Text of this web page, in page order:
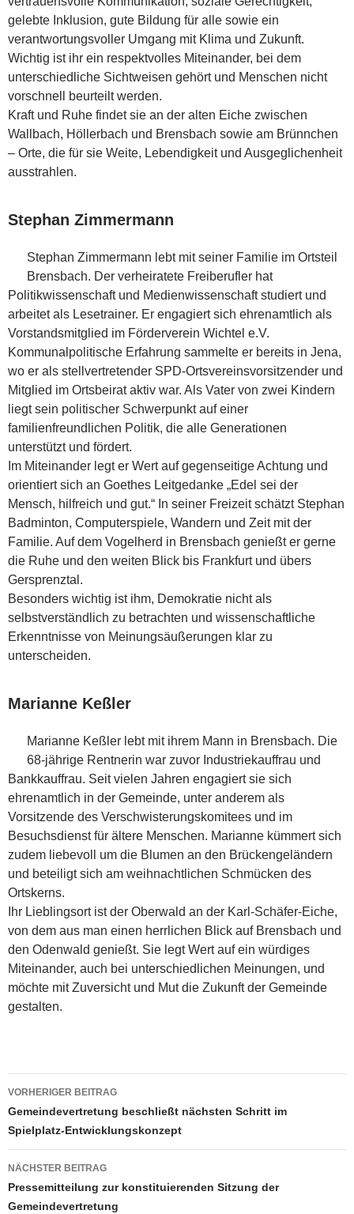
gelebte Inklusion, gute Bildung für alle sowie ein
verantwortungsvoller Umgang mit Klima und Zukunft.
Wichtig ist ihr ein respektvolles Miteinander, bei dem
unterschiedliche Sichtweisen gehört und Menschen nicht
vorschnell beurteilt werden.
Kraft und Ruhe findet sie an der alten Eiche zwischen
Wallbach, Höllerbach und Brensbach sowie am Brünnchen
– Orte, die für sie Weite, Lebendigkeit und Ausgeglichenheit
ausstrahlen.
Stephan Zimmermann
Stephan Zimmermann lebt mit seiner Familie im Ortsteil
Brensbach. Der verheiratete Freiberufler hat
Politikwissenschaft und Medienwissenschaft studiert und
arbeitet als Lesetrainer. Er engagiert sich ehrenamtlich als
Vorstandsmitglied im Förderverein Wichtel e.V.
Kommunalpolitische Erfahrung sammelte er bereits in Jena,
wo er als stellvertretender SPD-Ortsvereinsvorsitzender und
Mitglied im Ortsbeirat aktiv war. Als Vater von zwei Kindern
liegt sein politischer Schwerpunkt auf einer
familienfreundlichen Politik, die alle Generationen
unterstützt und fördert.
Im Miteinander legt er Wert auf gegenseitige Achtung und
orientiert sich an Goethes Leitgedanke „Edel sei der
Mensch, hilfreich und gut.“ In seiner Freizeit schätzt Stephan
Badminton, Computerspiele, Wandern und Zeit mit der
Familie. Auf dem Vogelherd in Brensbach genießt er gerne
die Ruhe und den weiten Blick bis Frankfurt und übers
Gersprenztal.
Besonders wichtig ist ihm, Demokratie nicht als
selbstverständlich zu betrachten und wissenschaftliche
Erkenntnisse von Meinungsäußerungen klar zu
unterscheiden.
Marianne Keßler
Marianne Keßler lebt mit ihrem Mann in Brensbach. Die
68-jährige Rentnerin war zuvor Industriekauffrau und
Bankkauffrau. Seit vielen Jahren engagiert sie sich
ehrenamtlich in der Gemeinde, unter anderem als
Vorsitzende des Verschwisterungskomitees und im
Besuchsdienst für ältere Menschen. Marianne kümmert sich
zudem liebevoll um die Blumen an den Brückengeländern
und beteiligt sich am weihnachtlichen Schmücken des
Ortskerns.
Ihr Lieblingsort ist der Oberwald an der Karl-Schäfer-Eiche,
von dem aus man einen herrlichen Blick auf Brensbach und
den Odenwald genießt. Sie legt Wert auf ein würdiges
Miteinander, auch bei unterschiedlichen Meinungen, und
möchte mit Zuversicht und Mut die Zukunft der Gemeinde
gestalten.
Beitragsnavigation
VORHERIGER BEITRAG
Gemeindevertretung beschließt nächsten Schritt im
Spielplatz-Entwicklungskonzept
NÄCHSTER BEITRAG
Pressemitteilung zur konstituierenden Sitzung der
Gemeindevertretung